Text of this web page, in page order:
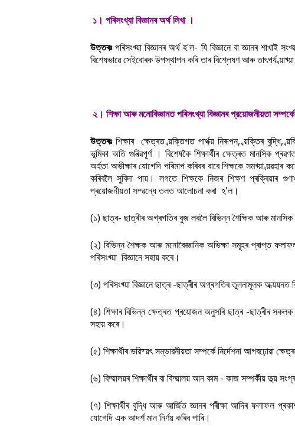
১। পৰিসংখ্যা বিজ্ঞানৰ অৰ্থ লিখা ।
উত্তৰঃপৰিসংখ্য়া বিজ্ঞানৰ অৰ্থ হ'ল- যি বিজ্ঞানে বা জ্ঞানৰ
বিশেষভাৱে সেইবোৰক উপস্থাপন কৰি তাৰ বিশ্লেষণ আৰু তাৎপৰ্য
২। শিক্ষা আৰু মনােবিজ্ঞানত পৰিসংখ্যা বিজ্ঞানৰ প্রয়ােজনীয়তা
উত্তৰঃ শিক্ষাৰ ক্ষেত্ৰত ব্য়ক্তিগত পাৰ্থক্য় নিৰূপন, ব্য়ক্তিৰ বুদ্ধি,
ভূমিকা অতি গুৰিত্ৱপূৰ্ণ । বিশেষকৈ শিক্ষাৰ্থীৰ ক্ষেত্ৰত মানসিক
অৰ্হতা অভীক্ষাৰ যোগেদি পৰিমাপ কৰিবৰ বাবে শিক্ষকে সমখ্য়া
কৰিবলৈ সুবিদা পায়। লগতে শিক্ষকে নিজৰ শিক্ষণ প্ৰক্ৰিয়াৰ
প্ৰয়োজনীয়তা সম্ৱন্ধে তলত আলোচনা কৰা হ'ল।
(১) ছাত্ৰ- ছাত্ৰীৰ অগ্ৰগতিৰ বুজ লবলৈ বিভিন্ন শৈক্ষিক আৰু মানসিক
(২) বিভিন্ন শৈক্ষক আৰু মনোবৈজ্ঞানিক অভিক্ষা সমূহৰ প্ৰাপ্ত
পৰিসংখ্য়া বিজ্ঞানে সহায় কৰে।
(৩) পৰিসংখ্য়া বিজ্ঞানে ছাত্ৰ -ছাত্ৰীৰ অগ্ৰগতিৰ তুলনামূলক অধ্য়য়নত
(৪) শিক্ষাৰ বিভিন্ন ক্ষেত্ৰত প্ৰয়োজন অনুসৰি ছাত্ৰ -ছাত্ৰীৰ সকলক
সহায় কৰে।
(৫) শিক্ষাৰ্থীৰ ভৱিষ্য়ৎ সম্ভাৱনীয়তা সম্পৰ্কে নিৰ্দেশনা আগবঢ়োৱা
(৬) বিদ্য়ালয়ৰ শিক্ষাৰ্থীৰ বা বিদ্য়ালয় আন কাম - কাজ সম্পৰ্কীয় তথ্য়
(৭) শিক্ষাৰ্থীৰ বুদ্ধি আৰু আৰ্জিত জ্ঞানৰ পৰীক্ষা আদিৰ ফলাফল
যোগেদি এক আদৰ্শ মান নিৰ্ণয় কৰিব পাৰি।